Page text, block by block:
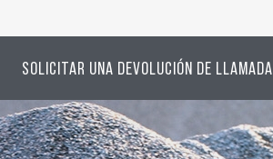
SOLICITAR UNA DEVOLUCIÓN DE LLAMADA